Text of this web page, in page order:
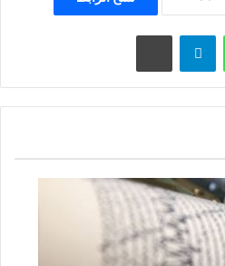
واتساب تيلقرام مشاركة عبر البريد